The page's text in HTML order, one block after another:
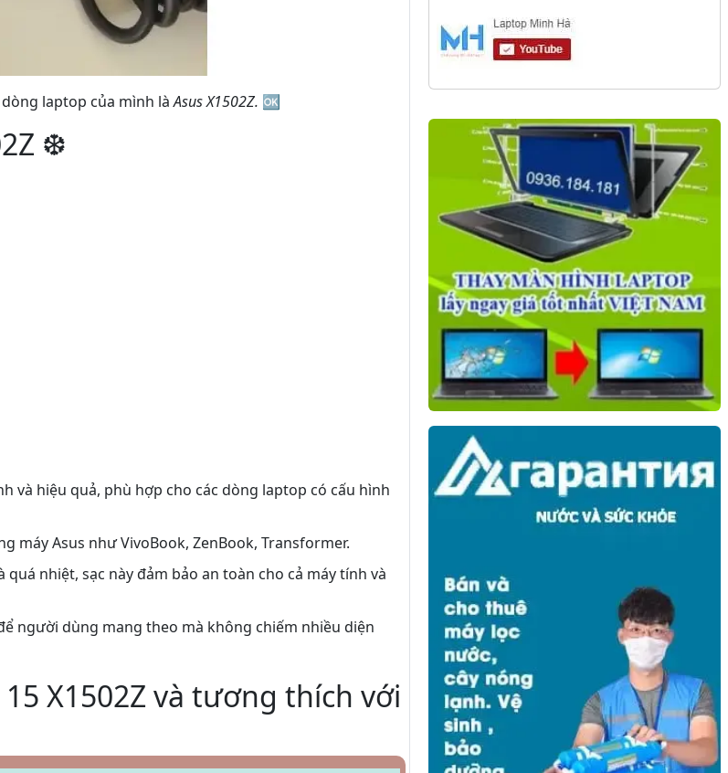
laptop của mình làAsus X1502Z. 🆗
❆
và hiệu quả, phù hợp cho các dòng laptop có cấu hình
Asus như VivoBook, ZenBook, Transformer.
nhiệt, sạc này đảm bảo an toàn cho cả máy tính và
người dùng mang theo mà không chiếm nhiều diện
X1502Z và tương thích với